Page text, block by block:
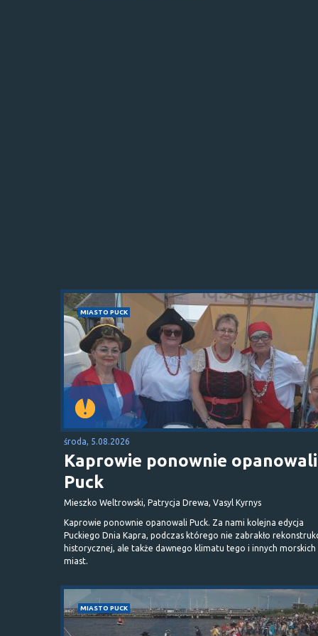
MIASTO PUCK
środa, 5.08.2026
Kaprowie ponownie opanowali
Puck
Mieszko Weltrowski, Patrycja Drewa, Vasyl Kyrnys
Kaprowie ponownie opanowali Puck. Za nami kolejna edycja
Puckiego Dnia Kapra, podczas którego nie zabrakło
historycznej, ale także dawnego klimatu tego i innych morskich
miast.
MIASTO PUCK